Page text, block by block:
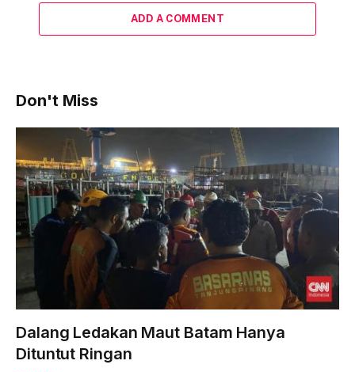
ADD A COMMENT
Don't Miss
Dalang Ledakan Maut Batam Hanya
Dituntut Ringan